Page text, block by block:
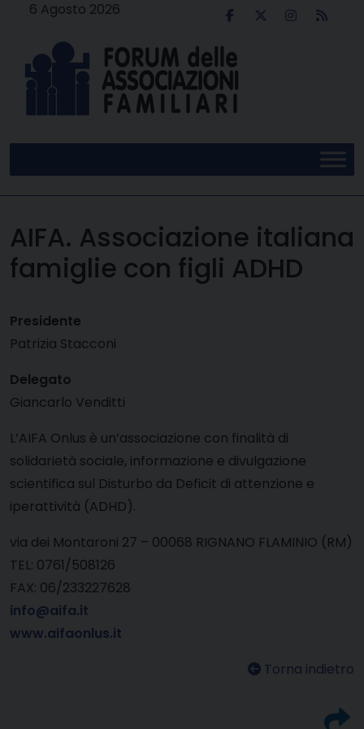
6 Agosto 2026
AIFA. Associazione italiana
famiglie con figli ADHD
Presidente
Patrizia Stacconi
Delegato
Giancarlo Venditti
L’AIFA Onlus è un’associazione con finalità di
solidarietà sociale, informazione e divulgazione
scientifica sul Disturbo da Deficit di attenzione e
iperattività (ADHD).
via dei Montaroni 27 – 00068 RIGNANO FLAMINIO (RM)
TEL: 0761/508126
FAX: 06/233227628
info@aifa.it
www.aifaonlus.it
Torna indietro